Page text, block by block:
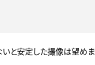
と安定した撮像は望めま